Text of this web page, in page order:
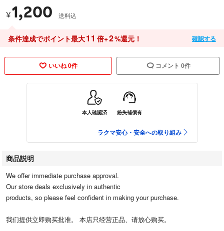
¥1,200 送料込
条件達成でポイント最大11 倍+2%還元！ 確認する
いいね 0件 コメント 0件
本人確認済 紛失補償有
ラクマ安心・安全への取り組み
商品説明
We offer immediate purchase approval.
Our store deals exclusively in authentic
products, so please feel confident in making your purchase.
我们提供立即购买批准。 本店只经营正品、请放心购买。